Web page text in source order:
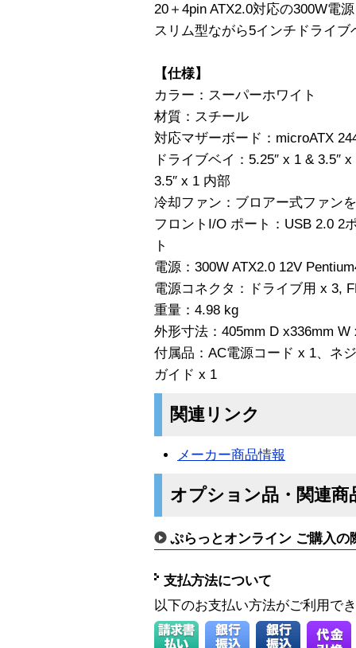
20＋4pin ATX2.0対応の300W電
スリム型ながら5インチドライ
【仕様】
カラー：スーパーホワイト
材質：スチール
対応マザーボード：microATX
ドライブベイ：5.25″ x 1 & 3.5″
3.5″ x 1 内部
冷却ファン：ブロアー式ファン
フロントI/O ポート：USB 2.0 2
ト
電源：300W ATX2.0 12V
電源コネクタ：ドライブ用 x 3,
重量：4.98 kg
外形寸法：405mm D x336mm W
付属品：AC電源コード x 1、ネ
ガイド x 1
関連リンク
メーカー商品情報
オプション品・関連商
ぷらっとオンライン ご購入の
支払方法について
以下のお支払い方法がご利用で